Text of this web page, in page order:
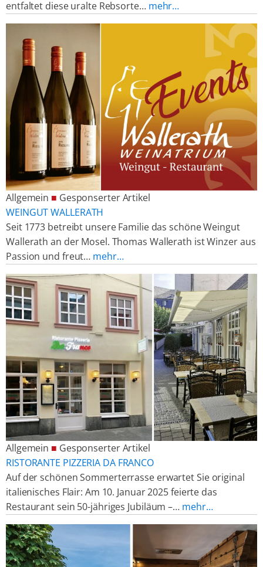
entfaltet diese uralte Rebsorte… mehr…
Allgemein ■ Gesponserter Artikel
WEINGUT WALLERATH
Seit 1773 betreibt unsere Familie das schöne Weingut
Wallerath an der Mosel. Thomas Wallerath ist Winzer aus
Passion und freut… mehr…
Allgemein ■ Gesponserter Artikel
RISTORANTE PIZZERIA DA FRANCO
Auf der schönen Sommerterrasse erwartet Sie original
italienisches Flair: Am 10. Januar 2025 feierte das
Restaurant sein 50-jähriges Jubiläum –… mehr…